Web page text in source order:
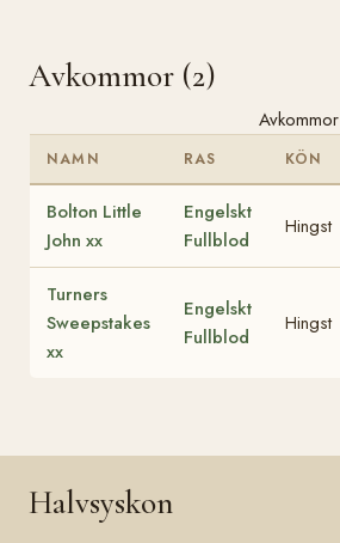
Avkommor (2)
Avkommor
NAMN RAS KÖN
Bolton Little
John xx
Engelskt
Fullblod
Hingst
Turners
Sweepstakes
xx
Engelskt
Fullblod
Hingst
Halvsyskon